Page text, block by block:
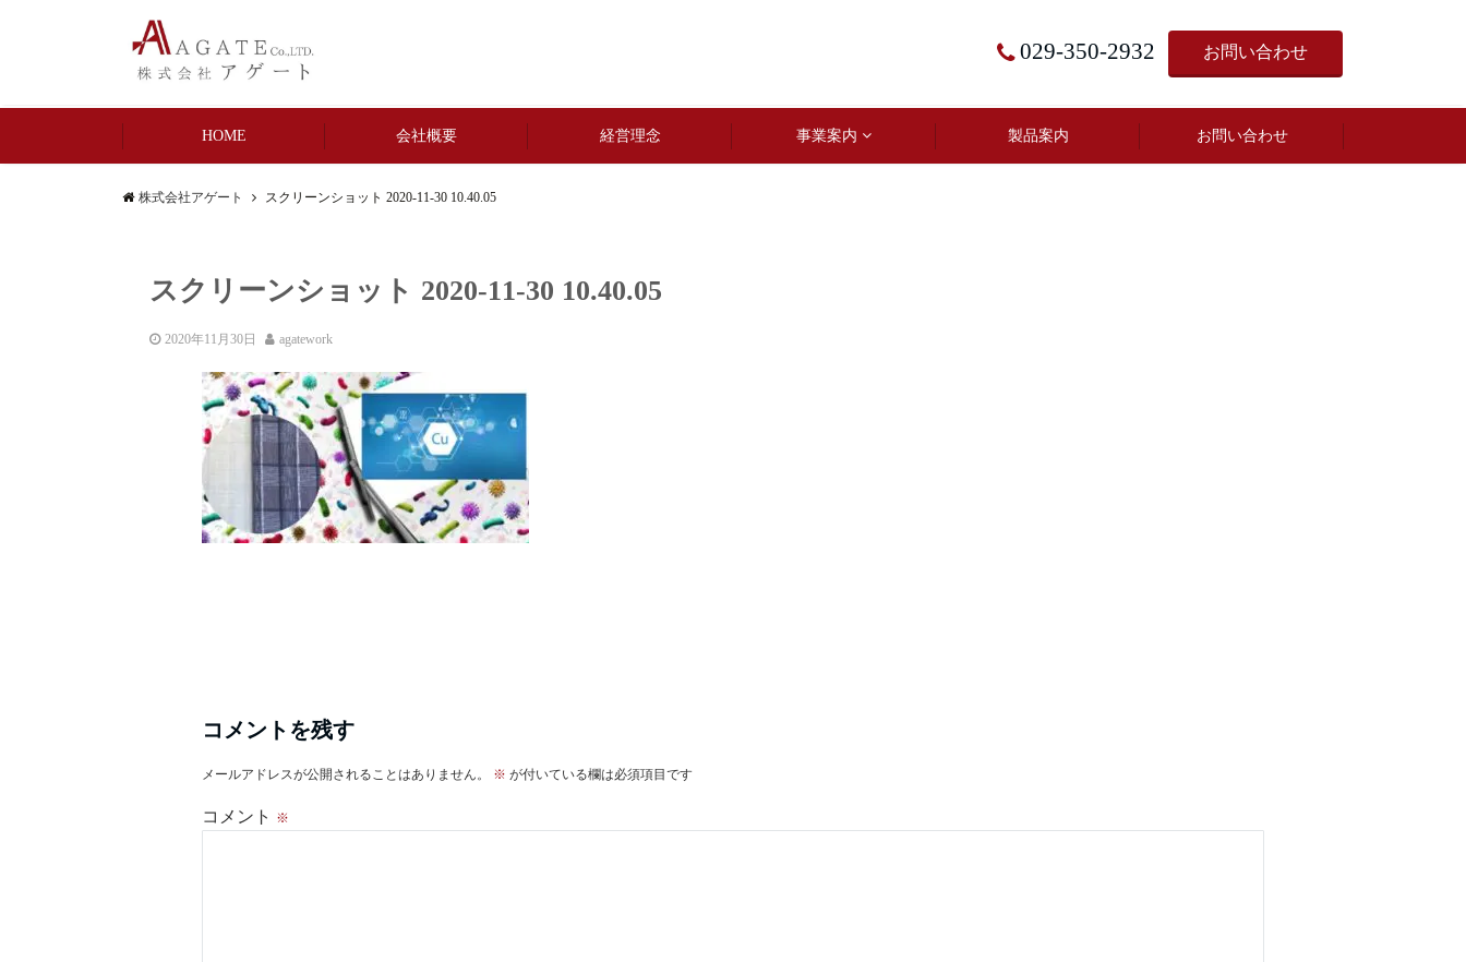
029-350-2932 お問い合わせ
HOME 会社概要 経営理念 事業案内 製品案内 お問い合わせ
株式会社アゲート スクリーンショット 2020-11-30 10.40.05
スクリーンショット 2020-11-30 10.40.05
2020年11月30日 agatework
コメントを残す
メールアドレスが公開されることはありません。 ※ が付いている欄は必須項目です
コメント ※